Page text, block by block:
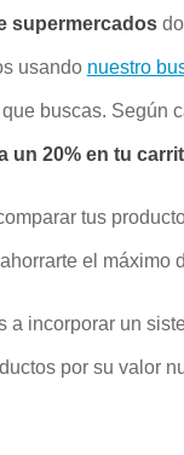
supermercados
usando nuestro
buscas. Según
un 20% en tu
tus
el máximo
incorporar un
por su valor